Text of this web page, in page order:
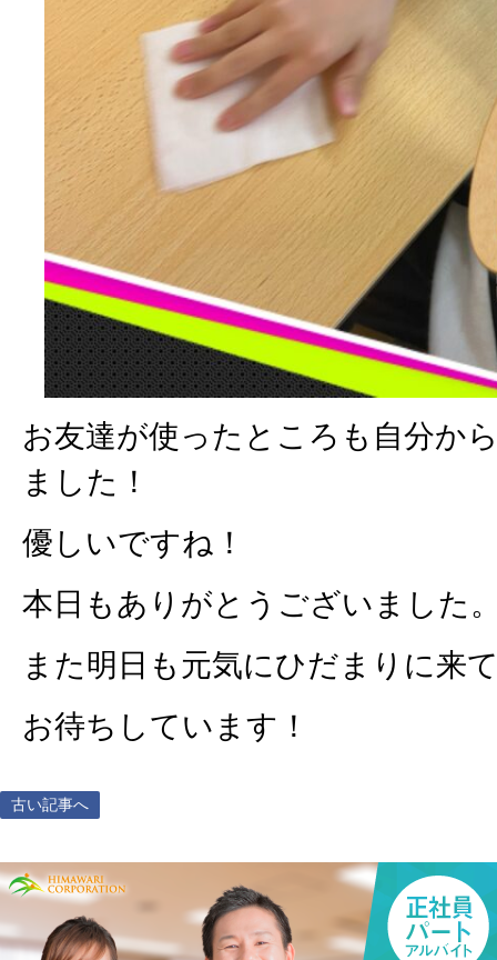
お友達が使ったところも自分か
ました！
優しいですね！
本日もありがとうございました
また明日も元気にひだまりに来
お待ちしています！
古い記事へ